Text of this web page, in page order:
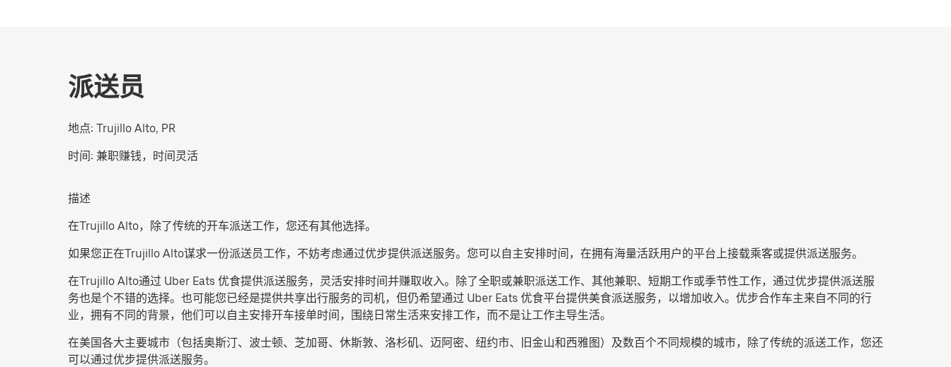
派送员
地点: Trujillo Alto, PR
时间: 兼职赚钱，时间灵活
描述
在Trujillo Alto，除了传统的开车派送工作，您还有其他选择。
如果您正在Trujillo Alto谋求一份派送员工作，不妨考虑通过优步提供派送服务。您可以自主安排时间，在拥有海量活跃用户的平台上接载乘客或提供派送服务。
在Trujillo Alto通过 Uber Eats 优食提供派送服务，灵活安排时间并赚取收入。除了全职或兼职派送工作、其他兼职、短期工作或季节性工作，通过优步提供派送服
务也是个不错的选择。也可能您已经是提供共享出行服务的司机，但仍希望通过 Uber Eats 优食平台提供美食派送服务，以增加收入。优步合作车主来自不同的行
业，拥有不同的背景，他们可以自主安排开车接单时间，围绕日常生活来安排工作，而不是让工作主导生活。
在美国各大主要城市（包括奥斯汀、波士顿、芝加哥、休斯敦、洛杉矶、迈阿密、纽约市、旧金山和西雅图）及数百个不同规模的城市，除了传统的派送工作，您还
可以通过优步提供派送服务。